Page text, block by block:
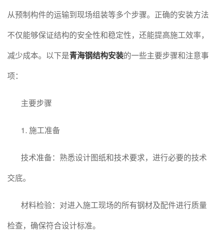
从预制构件的运输到现场组装等多个步骤。正确的安装方法
不仅能够保证结构的安全性和稳定性，还能提高施工效率，
减少成本。以下是青海钢结构安装的一些主要步骤和注意事
项：
主要步骤
1. 施工准备
技术准备：熟悉设计图纸和技术要求，进行必要的技术
交底。
材料检验：对进入施工现场的所有钢材及配件进行质量
检查，确保符合设计标准。